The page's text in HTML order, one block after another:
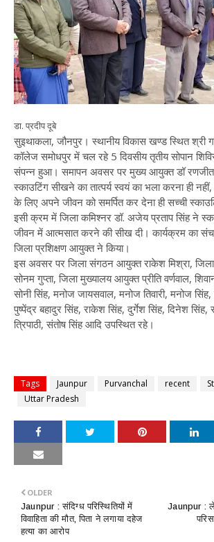
डा. प्रदीप दूबे
सुइथाकला, जौनपुर। स्थानीय विकास खण्ड स्थित श्री
कॉलेज समोधपुर में चल रहे 5 दिवसीय तृतीय सोपान
संपन्न हुआ। समापन अवसर पर मुख्य आयुक्त डॉ रणजीत
स्काउटिंग सीखने का तात्पर्य स्वयं का भला करना ही
के लिए अपने जीवन को समर्पित कर देना ही सच्ची
इसी क्रम में जिला कमिश्नर डॉ. अजेय प्रताप सिंह ने
जीवन में आत्मसात करने की सीख दी। कार्यक्रम का
जिला प्रशिक्षण आयुक्त ने किया।
इस अवसर पर जिला संगठन आयुक्त राकेश मिश्रा,
सोनम गुप्ता, जिला मुख्यालय आयुक्त प्रीति वर्णवाल,
सोनी सिंह, मनोज जायसवाल, मनोज तिवारी, मनोज
पुष्पेंद्र बहादुर सिंह, राकेश सिंह, दुर्गेश सिंह, दिनेश सिंह,
त्रिपाठी, संतोष सिंह आदि उपस्थित रहे।
Tags Jaunpur Purvanchal recent
Uttar Pradesh
Jaunpur :
OLDER
Jaunpur : ​संदिग्ध परिस्थितियों में
विवाहिता की मौत, पिता ने लगाया दहेज
हत्या का आरोप